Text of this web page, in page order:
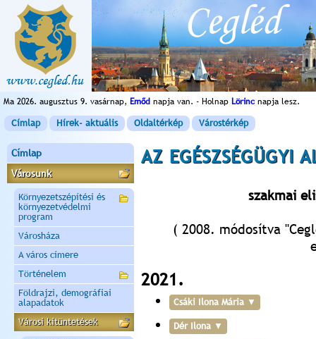
Ma 2026. augusztus 9. vasárnap, Emőd napja van. - Holnap Lörinc napja lesz.
Címlap Hírek- aktuális Oldaltérkép Várostérkép
Címlap
Városunk
Környezetszépítési és
környezetvédelmi
program
Városháza
A város címere
Történelem
Földrajzi, demográfiai
alapadatok
Városi kitüntetések
AZ EGÉSZSÉGÜGYI
szakmai
( 2008. módosítva
2021.
Csáki Ilona Mária
Dér Ilona